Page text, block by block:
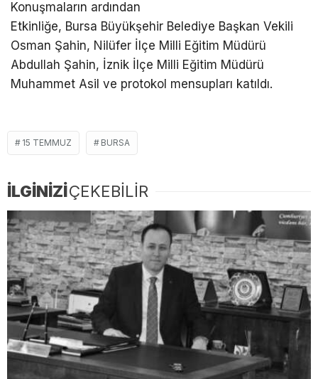
Konuşmaların ardından
Etkinliğe, Bursa Büyükşehir Belediye Başkan Vekili
Osman Şahin, Nilüfer İlçe Milli Eğitim Müdürü
Abdullah Şahin, İznik İlçe Milli Eğitim Müdürü
Muhammet Asil ve protokol mensupları katıldı.
15 TEMMUZ BURSA
İLGİNİZİÇEKEBİLİR